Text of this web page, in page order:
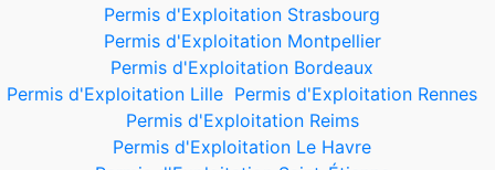
Permis d'Exploitation Strasbourg
Permis d'Exploitation Montpellier
Permis d'Exploitation Bordeaux
Permis d'Exploitation Lille Permis d'Exploitation Rennes
Permis d'Exploitation Reims
Permis d'Exploitation Le Havre